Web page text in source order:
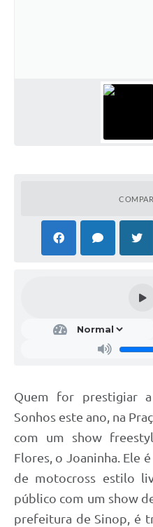
Quem for prestigiar
Sonhos este ano, na
com um show
Flores, o Joaninha. Ele
de motocross estilo
público com um show
prefeitura de Sinop, é